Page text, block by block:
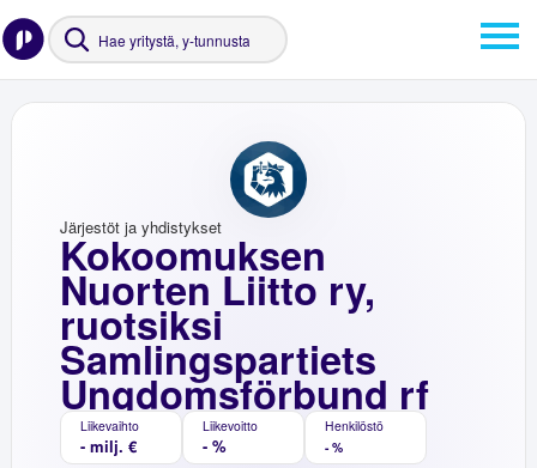
Kokoomuksen
Nuorten Liitto ry,
ruotsiksi
Samlingspartiets
Ungdomsförbund rf
Järjestöt ja yhdistykset
Liikevaihto
- milj. €
Liikevoitto
- %
Henkilöstö
- %